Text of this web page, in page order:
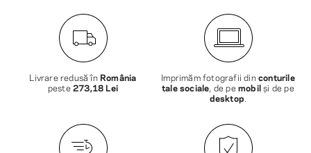
Livrare redusă în România
peste273,18 Lei
Imprimăm fotografii dinconturile
tale sociale , de pemobilși de pe
desktop